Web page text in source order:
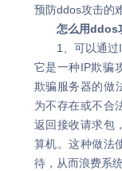
预防ddos攻击的
怎么用ddos
1、可以通过IP
它是一种IP欺骗
欺骗服务器的做
为不存在或不合
返回接收请求包
算机。这种做法
待，从而浪费系